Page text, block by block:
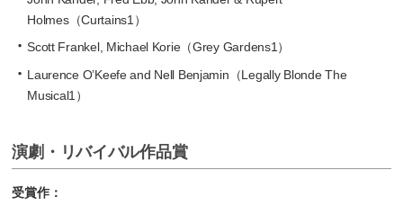
Holmes（Curtains1）
Scott Frankel, Michael Korie（Grey Gardens1）
Laurence O’Keefe and Nell Benjamin（Legally Blonde The
Musical1）
演劇・リバイバル作品賞
受賞作：